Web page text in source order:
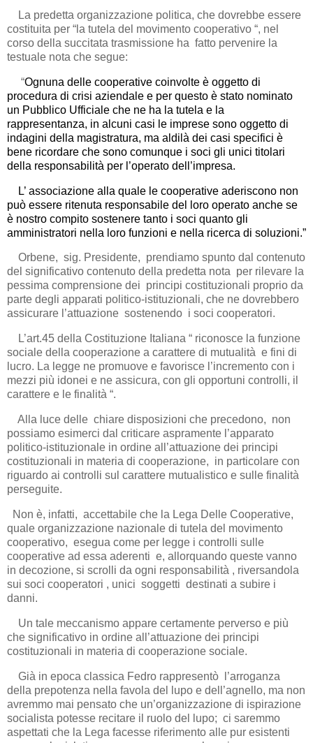
La predetta organizzazione politica, che dovrebbe essere
costituita per “la tutela del movimento cooperativo “, nel
corso della succitata trasmissione ha fatto pervenire la
testuale nota che segue:
“Ognuna delle cooperative coinvolte è oggetto di
procedura di crisi aziendale e per questo è stato nominato
un Pubblico Ufficiale che ne ha la tutela e la
rappresentanza, in alcuni casi le imprese sono oggetto di
indagini della magistratura, ma aldilà dei casi specifici è
bene ricordare che sono comunque i soci gli unici titolari
della responsabilità per l’operato dell’impresa.
L’ associazione alla quale le cooperative aderiscono non
può essere ritenuta responsabile del loro operato anche se
è nostro compito sostenere tanto i soci quanto gli
amministratori nella loro funzioni e nella ricerca di soluzioni.”
Orbene, sig. Presidente, prendiamo spunto dal contenuto
del significativo contenuto della predetta nota per rilevare la
pessima comprensione dei principi costituzionali proprio da
parte degli apparati politico-istituzionali, che ne dovrebbero
assicurare l’attuazione sostenendo i soci cooperatori.
L’art.45 della Costituzione Italiana “ riconosce la funzione
sociale della cooperazione a carattere di mutualità e fini di
lucro. La legge ne promuove e favorisce l’incremento con i
mezzi più idonei e ne assicura, con gli opportuni controlli, il
carattere e le finalità “.
Alla luce delle chiare disposizioni che precedono, non
possiamo esimerci dal criticare aspramente l’apparato
politico-istituzionale in ordine all’attuazione dei principi
costituzionali in materia di cooperazione, in particolare con
riguardo ai controlli sul carattere mutualistico e sulle finalità
perseguite.
Non è, infatti, accettabile che la Lega Delle Cooperative,
quale organizzazione nazionale di tutela del movimento
cooperativo, esegua come per legge i controlli sulle
cooperative ad essa aderenti e, allorquando queste vanno
in decozione, si scrolli da ogni responsabilità , riversandola
sui soci cooperatori , unici soggetti destinati a subire i
danni.
Un tale meccanismo appare certamente perverso e più
che significativo in ordine all’attuazione dei principi
costituzionali in materia di cooperazione sociale.
Già in epoca classica Fedro rappresentò l’arroganza
della prepotenza nella favola del lupo e dell’agnello, ma non
avremmo mai pensato che un’organizzazione di ispirazione
socialista potesse recitare il ruolo del lupo; ci saremmo
aspettati che la Lega facesse riferimento alle pur esistenti